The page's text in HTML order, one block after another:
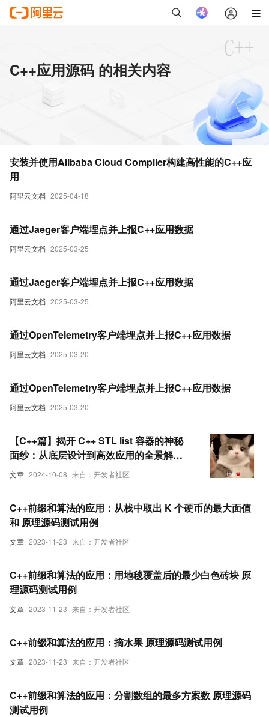
C++应用源码 的相关内容
阿里云文档 2025-04-18
安装并使用Alibaba Cloud Compiler构建高性能的C++应
用
阿里云文档 2025-03-25
通过Jaeger客户端埋点并上报C++应用数据
阿里云文档 2025-03-25
通过Jaeger客户端埋点并上报C++应用数据
阿里云文档 2025-03-20
通过OpenTelemetry客户端埋点并上报C++应用数据
阿里云文档 2025-03-20
通过OpenTelemetry客户端埋点并上报C++应用数据
文章 2024-10-08 来自：开发者社区
【C++篇】揭开 C++ STL list 容器的神秘
面纱：从底层设计到高效应用的全景解析
（附源码）
文章 2023-11-23 来自：开发者社区
C++前缀和算法的应用：从栈中取出 K 个硬币的最大面值
和 原理源码测试用例
文章 2023-11-23 来自：开发者社区
C++前缀和算法的应用：用地毯覆盖后的最少白色砖块 原
理源码测试用例
文章 2023-11-23 来自：开发者社区
C++前缀和算法的应用：摘水果 原理源码测试用例
C++前缀和算法的应用：分割数组的最多方案数 原理源码
测试用例